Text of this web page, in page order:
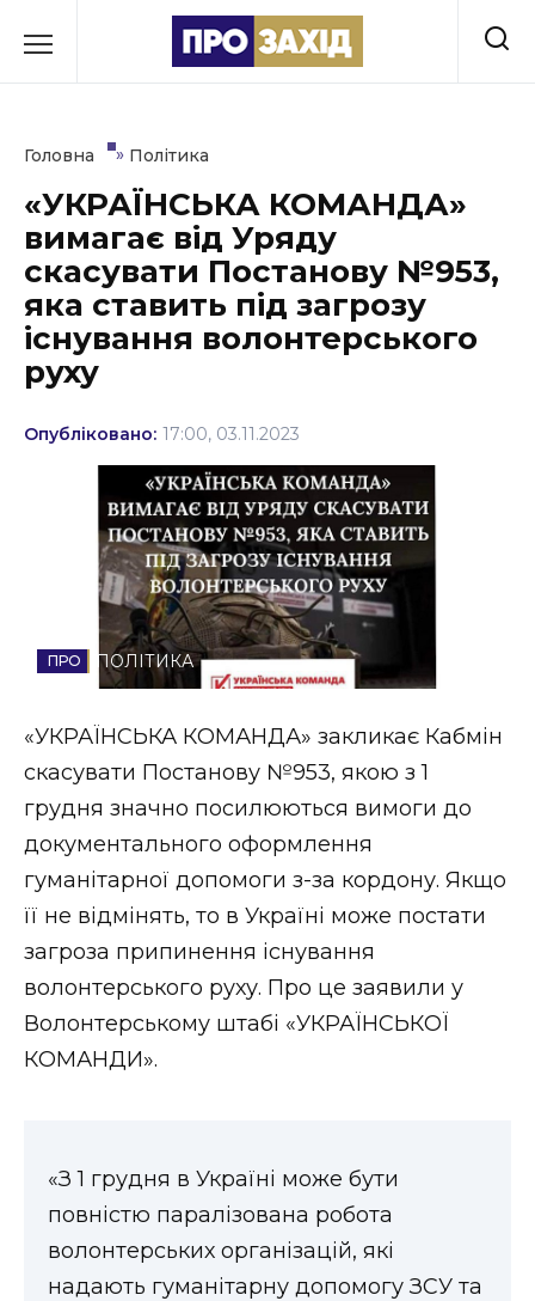
до
Культура
Освіта
Події
Спорт
Стиль життя
Втрачений Ужгород
Втрачений Ужгород (відеоверсія)
ЗАКАРПАТСЬКІ НОВИНИ
НОВИНИ ЗАХІДНОЇ УКРАЇНИ
ФОТО
Головна » Політика
«УКРАЇНСЬКА КОМАНДА»
вимагає від Уряду
скасувати Постанову №953,
яка ставить під загрозу
існування волонтерського
руху
Опубліковано: 17:00, 03.11.2023
ПОЛІТИКА
«УКРАЇНСЬКА КОМАНДА» закликає Кабмін
скасувати Постанову №953, якою з 1
грудня значно посилюються вимоги до
документального оформлення
гуманітарної допомоги з-за кордону. Якщо
її не відмінять, то в Україні може постати
загроза припинення існування
волонтерського руху. Про це заявили у
Волонтерському штабі «УКРАЇНСЬКОЇ
КОМАНДИ».
«З 1 грудня в Україні може бути
повністю паралізована робота
волонтерських організацій, які
надають гуманітарну допомогу ЗСУ та